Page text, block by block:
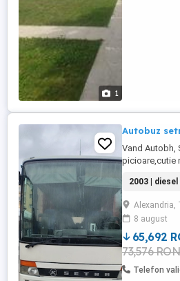
1
Autobuz
Vand Autobh,
picioare,cutie
2003 |
Alexandria,
8 august
65,692
73,576 RON
Telefon